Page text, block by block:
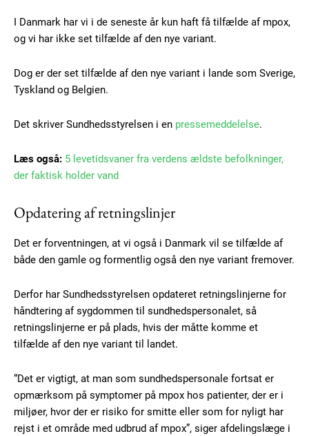
I Danmark har vi i de seneste år kun haft få tilfælde af mpox,
og vi har ikke set tilfælde af den nye variant.
Dog er der set tilfælde af den nye variant i lande som Sverige,
Tyskland og Belgien.
Det skriver Sundhedsstyrelsen i en pressemeddelelse.
Læs også: 5 levetidsvaner fra verdens ældste befolkninger,
der faktisk holder vand
Opdatering af retningslinjer
Det er forventningen, at vi også i Danmark vil se tilfælde af
både den gamle og formentlig også den nye variant fremover.
Derfor har Sundhedsstyrelsen opdateret retningslinjerne for
håndtering af sygdommen til sundhedspersonalet, så
retningslinjerne er på plads, hvis der måtte komme et
tilfælde af den nye variant til landet.
“Det er vigtigt, at man som sundhedspersonale fortsat er
opmærksom på symptomer på mpox hos patienter, der er i
miljøer, hvor der er risiko for smitte eller som for nyligt har
rejst i et område med udbrud af mpox”, siger afdelingslæge i